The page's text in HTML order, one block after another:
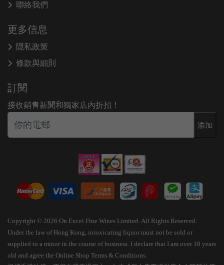
聯絡我們
更多信息
隱私政策
條款與細則
訂閱
接收銷售新聞和獨家店內折扣！
添加
Copyright © 2026 On Excel Fine Wines Limited. All Rights Reserved.
Under the law of Hong Kong, intoxicating liquor must not be sold or
supplied to a minor in the course of business. I declare that I am over 18 years
old and agree the Online Shop Terms & Conditions.